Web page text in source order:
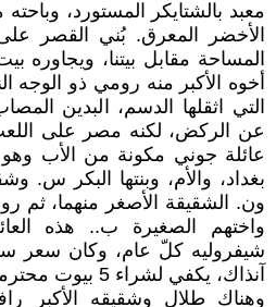
معبد بالشتايكر المستورد، وباحته
الأخضر المعرق. بُني القصر
المساحة مقابل بيتنا، ويجاوره
أخوه الأكبر منه رومي ذو الوجه
التي اثقلها الدسم، البدين
عن الركض، لكنه مصر على
عائلة جوني مكونة من الأب
بغداد، والأم، وبنتها البكر س.
ون. الشقيقة الأصغر منهما، ثم
واختهم الصغيرة ب.. هذه
شيفروليه كلّ عام، وكان سعر
آنذاك، يكفي لشراء 5 بيوت محترمة!
وهناك طلال وشقيقه الأكبر